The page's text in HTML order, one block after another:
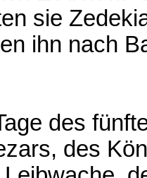
sie
ihn nach
des
des